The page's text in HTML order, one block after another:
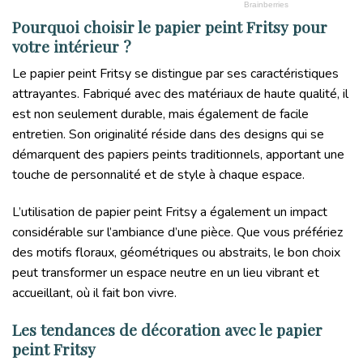
Pourquoi choisir le papier peint Fritsy pour
votre intérieur ?
Le papier peint Fritsy se distingue par ses caractéristiques
attrayantes. Fabriqué avec des matériaux de haute qualité, il
est non seulement durable, mais également de facile
entretien. Son originalité réside dans des designs qui se
démarquent des papiers peints traditionnels, apportant une
touche de personnalité et de style à chaque espace.
L’utilisation de papier peint Fritsy a également un impact
considérable sur l’ambiance d’une pièce. Que vous préfériez
des motifs floraux, géométriques ou abstraits, le bon choix
peut transformer un espace neutre en un lieu vibrant et
accueillant, où il fait bon vivre.
Les tendances de décoration avec le papier
peint Fritsy